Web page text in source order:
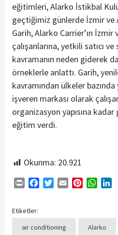
eğitimleri, Alarko İstikbal
geçtiğimiz günlerde İzmir ve
Garih, Alarko Carrier’ın İzmir
çalışanlarına, yetkili satıcı
kavramanın neden giderek
örneklerle anlattı. Garih,
kavramından ülkeler bazında
işveren markası olarak
organizasyon yapısına
eğitim verdi.
Okunma: 20.921
Print FacebookTwitterEmail Pinterest
Etiketler:
air conditioning
Alarko